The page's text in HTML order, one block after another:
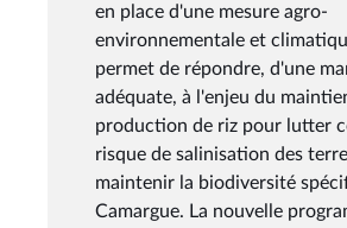
en place d'une mesure agro-
environnementale et
permet de répondre, d'une
adéquate, à l'enjeu du
production de riz pour lutter
risque de salinisation des
maintenir la biodiversité
Camargue. La nouvelle